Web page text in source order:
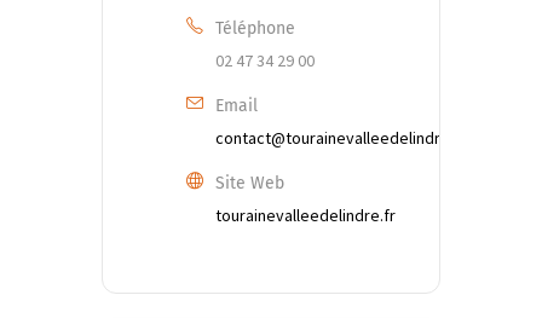
Téléphone
02 47 34 29 00
Email
contact@tourainevalleedelindre.fr
Site Web
tourainevalleedelindre.fr